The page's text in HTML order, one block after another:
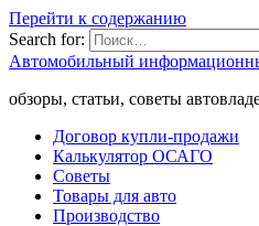
Перейти к содержанию
Search for:
Автомобильный
обзоры, статьи, советы
Договор купли-продажи
Калькулятор ОСАГО
Советы
Товары для авто
Производство